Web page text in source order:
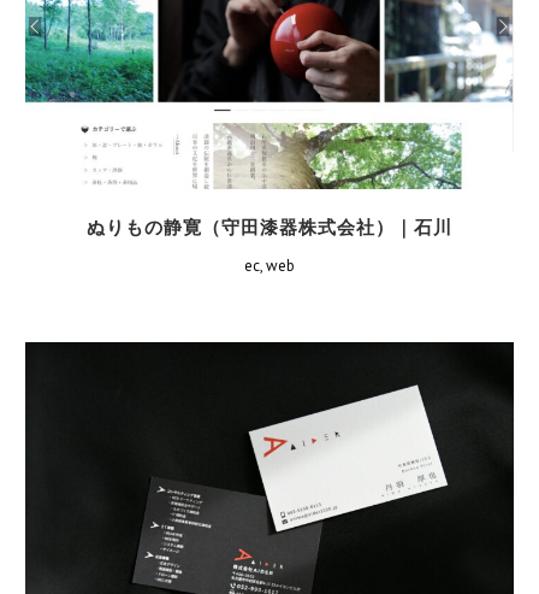
ぬりもの静寛（守田漆器株式会社）｜石川
ec, web